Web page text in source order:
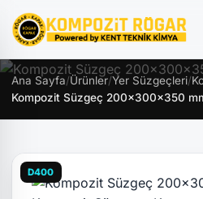
Ana Sayfa/Ürünler/Yer Süzgeçleri/
Kompozit Süzgeç 200x300x350
D400